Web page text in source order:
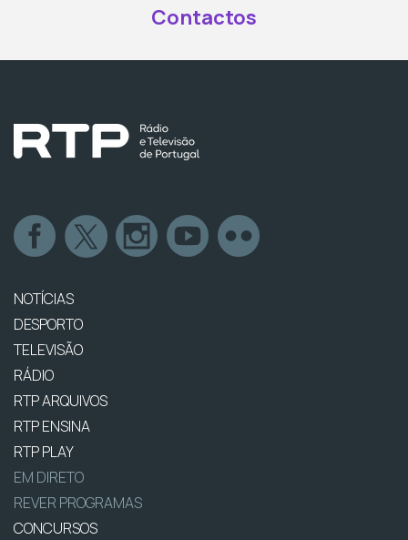
Contactos
NOTÍCIAS
DESPORTO
TELEVISÃO
RÁDIO
RTP ARQUIVOS
RTP ENSINA
RTP PLAY
EM DIRETO
REVER PROGRAMAS
CONCURSOS